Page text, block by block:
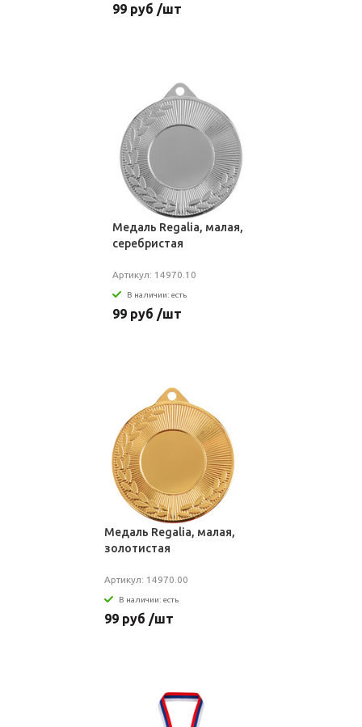
99 руб /шт
Медаль Regalia, малая,
серебристая
Артикул: 14970.10
В наличии: есть
99 руб /шт
Медаль Regalia, малая,
золотистая
Артикул: 14970.00
В наличии: есть
99 руб /шт